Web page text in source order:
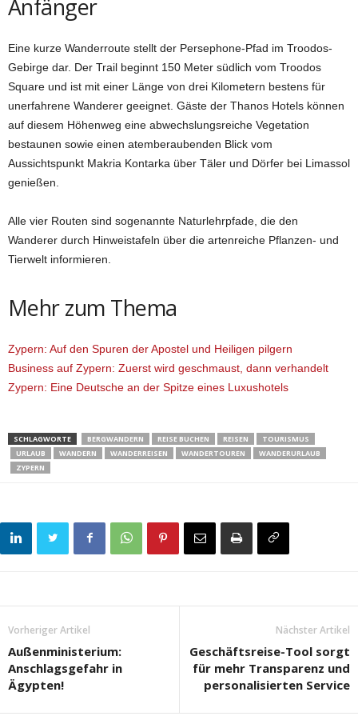
Anfänger
Eine kurze Wanderroute stellt der Persephone-Pfad im Troodos-
Gebirge dar. Der Trail beginnt 150 Meter südlich vom Troodos
Square und ist mit einer Länge von drei Kilometern bestens für
unerfahrene Wanderer geeignet. Gäste der Thanos Hotels können
auf diesem Höhenweg eine abwechslungsreiche Vegetation
bestaunen sowie einen atemberaubenden Blick vom
Aussichtspunkt Makria Kontarka über Täler und Dörfer bei Limassol
genießen.
Alle vier Routen sind sogenannte Naturlehrpfade, die den
Wanderer durch Hinweistafeln über die artenreiche Pflanzen- und
Tierwelt informieren.
Mehr zum Thema
Zypern: Auf den Spuren der Apostel und Heiligen pilgern
Business auf Zypern: Zuerst wird geschmaust, dann verhandelt
Zypern: Eine Deutsche an der Spitze eines Luxushotels
SCHLAGWORTE BERGWANDERN REISE BUCHEN REISEN
TOURISMUS
URLAUB
WANDERN WANDERREISEN WANDERTOUREN
WANDERURLAUB
ZYPERN
Vorheriger Artikel
Außenministerium:
Anschlagsgefahr in
Ägypten!
Nächster Artikel
Geschäftsreise-Tool sorgt
für mehr Transparenz und
personalisierten Service